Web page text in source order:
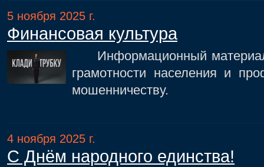
5 ноября 2025 г.
Финансовая культура
Информационный
грамотности населения и
мошенничеству.
4 ноября 2025 г.
С Днём народного единства!